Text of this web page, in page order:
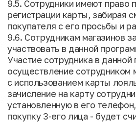
9.5. Сотрудники имеют право
регистрации карты, забирая
покупателя с его просьбы и
9.6. Сотрудникам магазинов
участвовать в данной
Участие сотрудника в данной
осуществление сотрудником
с использованием карты
зачисление на карту
установленную в его
покупку 3-его лица - будет